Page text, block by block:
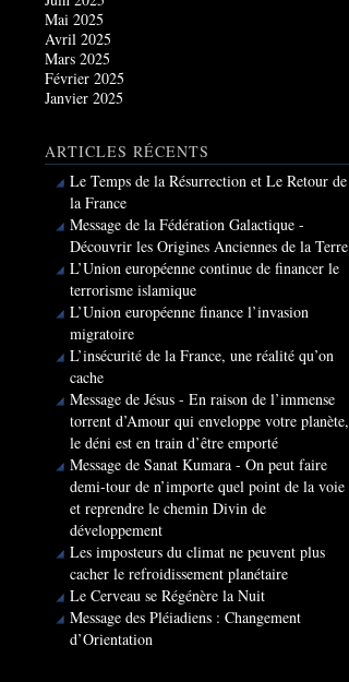
Mai 2025
Avril 2025
Mars 2025
Février 2025
Janvier 2025
ARTICLES RÉCENTS
Le Temps de la Résurrection et Le Retour de
la France
Message de la Fédération Galactique -
Découvrir les Origines Anciennes de la Terre
L’Union européenne continue de financer le
terrorisme islamique
L’Union européenne finance l’invasion
migratoire
L’insécurité de la France, une réalité qu’on
cache
Message de Jésus - En raison de l’immense
torrent d’Amour qui enveloppe votre planète,
le déni est en train d’être emporté
Message de Sanat Kumara - On peut faire
demi-tour de n’importe quel point de la voie
et reprendre le chemin Divin de
développement
Les imposteurs du climat ne peuvent plus
cacher le refroidissement planétaire
Le Cerveau se Régénère la Nuit
Message des Pléiadiens : Changement
d’Orientation